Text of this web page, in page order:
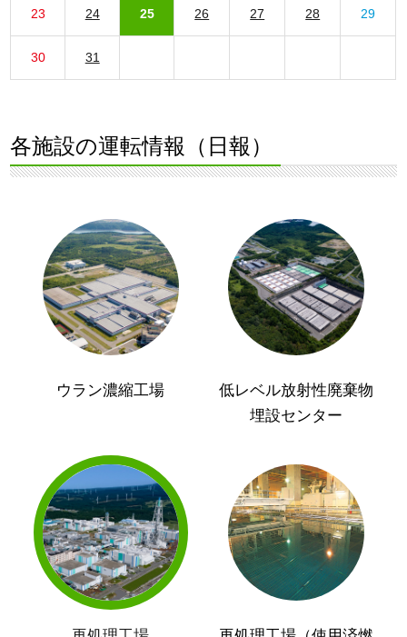
23 24 25 26 27 28 29
30 31
各施設の運転情報（日報）
ウラン濃縮工場
低レベル放射性廃棄物
埋設センター